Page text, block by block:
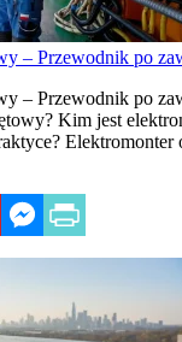
– Przewodnik po
– Przewodnik po
Kim jest
Elektromonter